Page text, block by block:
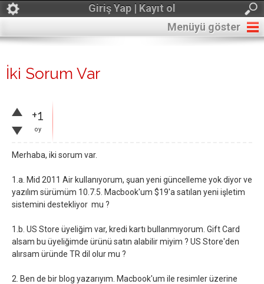
Giriş Yap | Kayıt ol
Menüyü göster
İki Sorum Var
+1
oy
Merhaba, iki sorum var.
1.a. Mid 2011 Air kullanıyorum, şuan yeni güncelleme yok diyor ve
yazılım sürümüm 10.7.5. Macbook'um $19'a satılan yeni işletim
sistemini destekliyor mu ?
1.b. US Store üyeliğim var, kredi kartı bullanmıyorum. Gift Card
alsam bu üyeliğimde ürünü satın alabilir miyim ? US Store'den
alırsam üründe TR dil olur mu ?
2. Ben de bir blog yazarıyım. Macbook'um ile resimler üzerine